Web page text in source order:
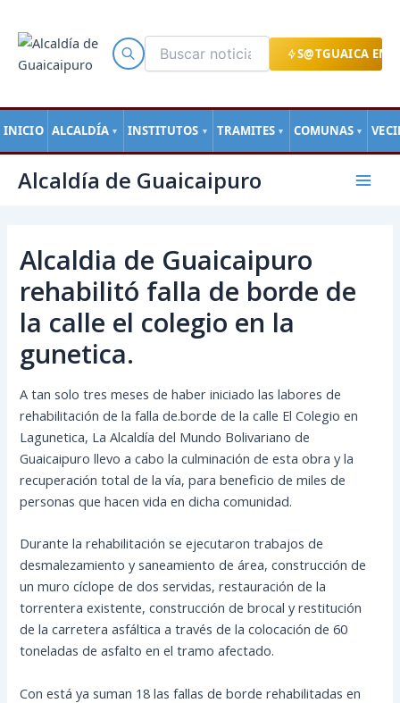
S@TGUAICA EN
INICIO ALCALDÍA ▼ INSTITUTOS ▼ TRAMITES ▼ COMUNAS ▼
contenido
Alcaldía de Guaicaipuro
Main
Alcaldia de Guaicaipuro
rehabilitó falla de borde de
la calle el colegio en la
gunetica.
A tan solo tres meses de haber iniciado las labores de
rehabilitación de la falla de.borde de la calle El Colegio en
Lagunetica, La Alcaldía del Mundo Bolivariano de
Guaicaipuro llevo a cabo la culminación de esta obra y la
recuperación total de la vía, para beneficio de miles de
personas que hacen vida en dicha comunidad.
Durante la rehabilitación se ejecutaron trabajos de
desmalezamiento y saneamiento de área, construcción de
un muro cíclope de dos servidas, restauración de la
torrentera existente, construcción de brocal y restitución
de la carretera asfáltica a través de la colocación de 60
toneladas de asfalto en el tramo afectado.
Con está ya suman 18 las fallas de borde rehabilitadas en
de